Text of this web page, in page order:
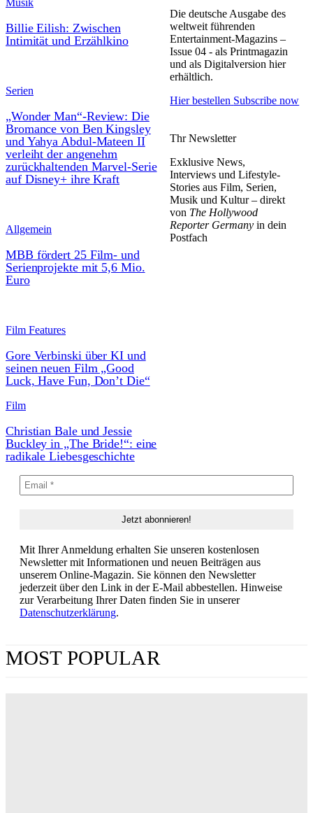
Billie Eilish: Zwischen
Intimität und Erzählkino
Serien
„Wonder Man“-Review: Die
Bromance von Ben Kingsley
und Yahya Abdul-Mateen II
verleiht der angenehm
zurückhaltenden Marvel-Serie
auf Disney+ ihre Kraft
Allgemein
MBB fördert 25 Film- und
Serienprojekte mit 5,6 Mio.
Euro
Film Features
Gore Verbinski über KI und
seinen neuen Film „Good
Luck, Have Fun, Don’t Die“
Film
Christian Bale und Jessie
Buckley in „The Bride!“: eine
radikale Liebesgeschichte
Die deutsche Ausgabe des
weltweit führenden
Entertainment-Magazins –
Issue 04 - als Printmagazin
und als Digitalversion hier
erhältlich.
Hier bestellen Subscribe now
Thr Newsletter
Exklusive News,
Interviews und Lifestyle-
Stories aus Film, Serien,
Musik und Kultur – direkt
von The Hollywood
Reporter Germany in dein
Postfach
Mit Ihrer Anmeldung erhalten Sie unseren kostenlosen
Newsletter mit Informationen und neuen Beiträgen aus
unserem Online-Magazin. Sie können den Newsletter
jederzeit über den Link in der E-Mail abbestellen. Hinweise
zur Verarbeitung Ihrer Daten finden Sie in unserer
Datenschutzerklärung.
MOST POPULAR